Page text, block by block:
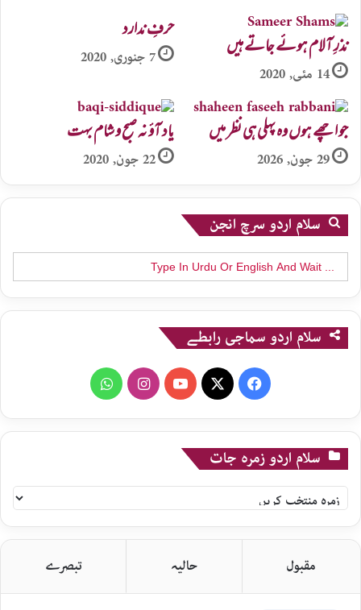
نذرِ آلام ہوئے جاتے ہیں
14 مئی, 2020
حرفِ ندارد
7 جنوری, 2020
جو اچھے ہوں وہ پہلی ہی نظر میں
29 جون, 2026
یاد آؤ نہ صبح و شام بہت
22 جون, 2020
سلام اردو سرچ انجن
Search
for:
سلام اردو سماجی رابطے
Facebook
YouTube
Instagram
WhatsApp
سلام اردو زمرہ جات
سلام
اردو
زمرہ
جات
مقبول حالیہ تبصرے